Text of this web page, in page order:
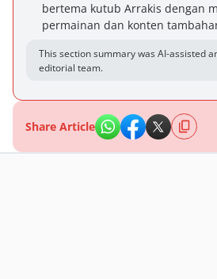
bertema kutub Arrakis dengan
permainan dan konten
This section summary was AI-assisted
editorial team.
Share Article